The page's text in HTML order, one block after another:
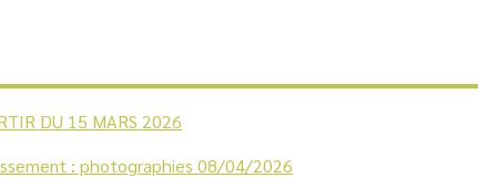
DU 15 MARS 2026
: photographies 08/04/2026